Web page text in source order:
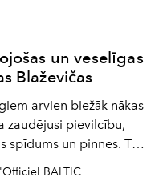
un veselīgas
Blaževičas
arvien biežāk nākas
zaudējusi pievilcību,
spīdums un pinnes. Tās
saules gaismas
BALTIC